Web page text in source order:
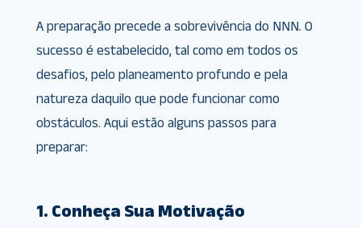
A preparação precede a sobrevivência do NNN. O
sucesso é estabelecido, tal como em todos os
desafios, pelo planeamento profundo e pela
natureza daquilo que pode funcionar como
obstáculos. Aqui estão alguns passos para
preparar:
1. Conheça Sua Motivação